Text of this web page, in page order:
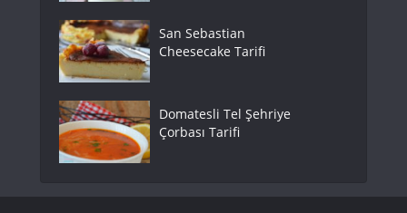
San Sebastian
Cheesecake Tarifi
Domatesli Tel Şehriye
Çorbası Tarifi